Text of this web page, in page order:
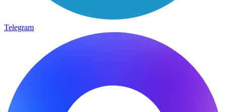
Telegram